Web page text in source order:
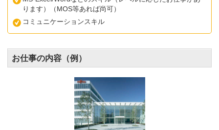
ります）（MOS等あれば尚可）
コミュニケーションスキル
お仕事の内容（例）